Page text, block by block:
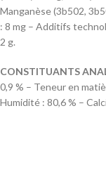
Manganèse (3b502,
: 8 mg – Additifs
2 g.
CONSTITUANTS
0,9 % – Teneur en
Humidité : 80,6 % –